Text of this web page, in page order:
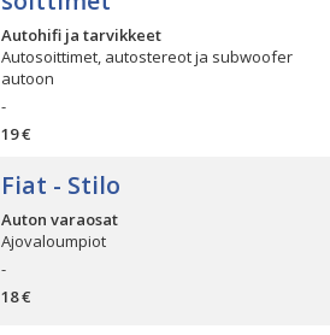
Autohifi ja tarvikkeet
Autosoittimet, autostereot ja subwoofer
autoon
-
19 €
Fiat - Stilo
Auton varaosat
Ajovaloumpiot
-
18 €